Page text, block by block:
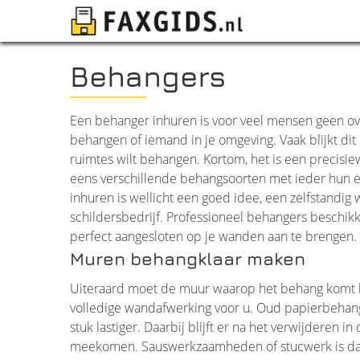
Behangers
Een behanger inhuren is voor veel mensen geen
behangen of iemand in je omgeving. Vaak blijkt
ruimtes wilt behangen. Kortom, het is een
eens verschillende behangsoorten met ieder hun
inhuren is wellicht een goed idee, een
schildersbedrijf. Professioneel behangers
perfect aangesloten op je wanden aan te brengen.
Muren behangklaar maken
Uiteraard moet de muur waarop het behang
volledige wandafwerking voor u. Oud
stuk lastiger. Daarbij blijft er na het verwijderen
meekomen. Sauswerkzaamheden of stucwerk is